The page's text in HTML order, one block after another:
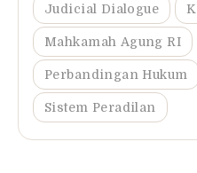
Judicial Dialogue
Mahkamah Agung RI
Perbandingan Hukum
Sistem Peradilan